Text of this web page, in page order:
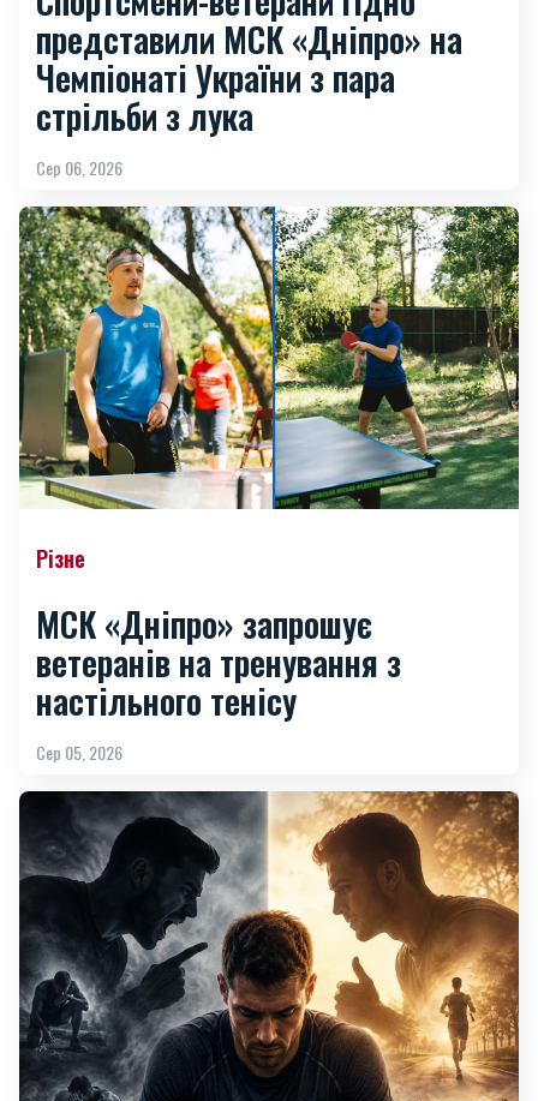
представили МСК «Дніпро» на
Чемпіонаті України з пара
стрільби з лука
Сер 06, 2026
Різне
МСК «Дніпро» запрошує
ветеранів на тренування з
настільного тенісу
Сер 05, 2026